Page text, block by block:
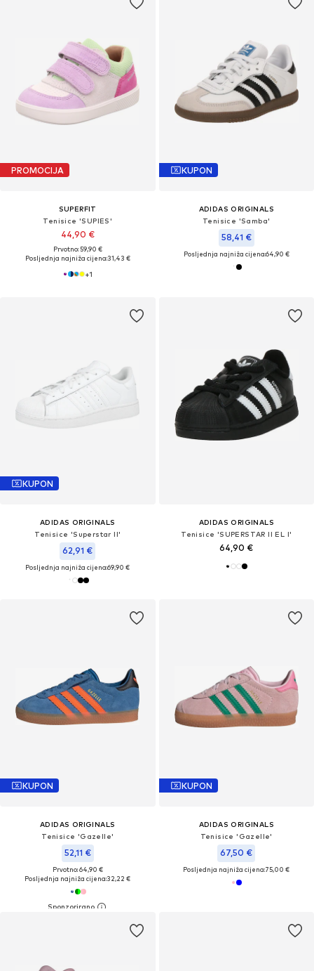
PROMOCIJA
SUPERFIT
Tenisice 'SUPIES'
44,90 €
Prvotno: 59,90 €
Posljednja najniža cijena:31,43 €
+1
KUPON
ADIDAS ORIGINALS
Tenisice 'Samba'
58,41 €
Posljednja najniža cijena:64,90 €
KUPON
ADIDAS ORIGINALS
Tenisice 'Superstar II'
62,91 €
Posljednja najniža cijena:69,90 €
ADIDAS ORIGINALS
Tenisice 'SUPERSTAR II EL I'
64,90 €
KUPON
ADIDAS ORIGINALS
Tenisice 'Gazelle'
52,11 €
Prvotno: 64,90 €
Posljednja najniža cijena:32,22 €
KUPON
ADIDAS ORIGINALS
Tenisice 'Gazelle'
67,50 €
Posljednja najniža cijena:75,00 €